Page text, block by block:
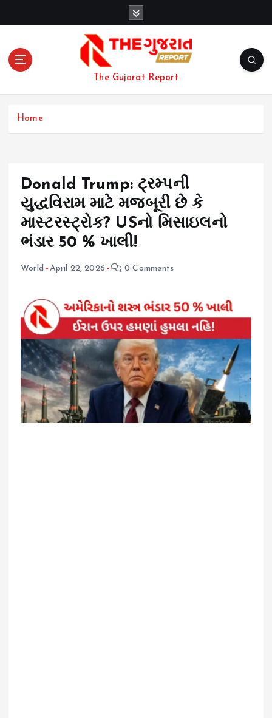
The Gujarat Report
Home
Donald Trump: ટ્રમ્પની
યુદ્ધવિરામ માટે મજબૂરી છે કે
માસ્ટરસ્ટ્રોક? USનો મિસાઇલનો
ભંડાર 50 % ખાલી!
World April 22, 2026 0 Comments